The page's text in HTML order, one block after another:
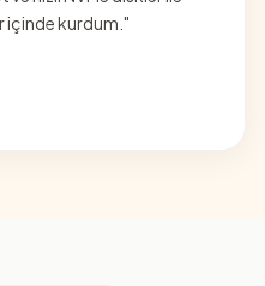
içinde kurdum. "